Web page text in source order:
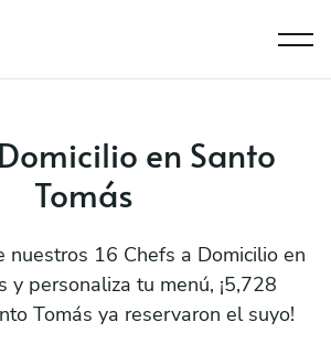
en Santo
Tomás
nuestros 16 Chefs a Domicilio en
y personaliza tu menú, ¡5,728
Tomás ya reservaron el suyo!